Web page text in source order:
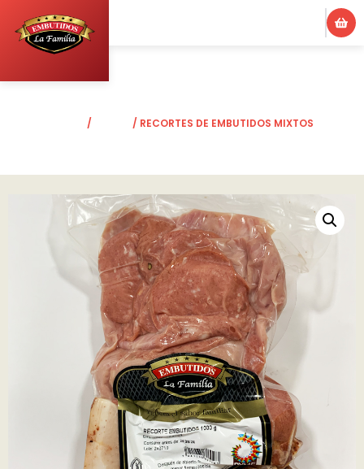
/ / RECORTES DE EMBUTIDOS MIXTOS